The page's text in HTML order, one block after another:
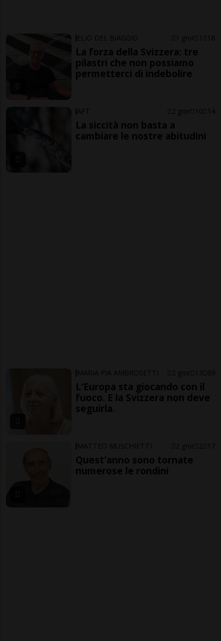
ELIO DEL BIAGGIO 1 gior 1 18
La forza della Svizzera: tre
pilastri che non possiamo
permetterci di indebolire
AFT 2 gior 10 14
La siccità non basta a
cambiare le nostre abitudini
MARIA PIA AMBROSETTI 2 gior 13 69
L'Europa sta giocando con il
fuoco. E la Svizzera non deve
seguirla.
MATTEO MUSCHIETTI 2 gior 2 17
Quest'anno sono tornate
numerose le rondini